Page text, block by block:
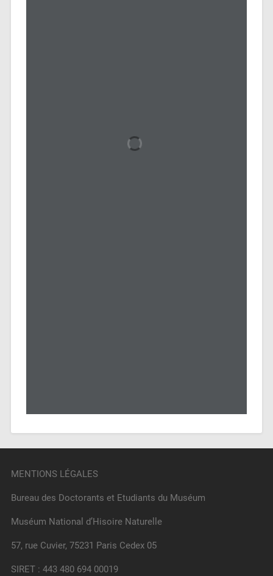
MENTIONS LÉGALES
Bureau des Doctorants et Etudiants du Muséum
Muséum National d’Hisoire Naturelle
57, rue Cuvier, 75231 Paris Cedex 05
SIRET : 443 480 694 00019